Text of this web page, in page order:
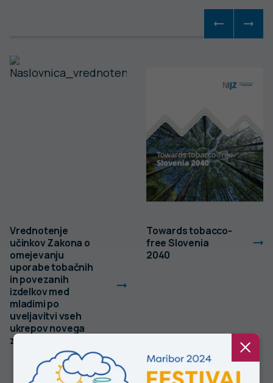
Vrednotenje
učinkov Zakona o
omejevanju
uporabe tobačnih
in povezanih
izdelkov med
mladimi po
uveljavitvi vseh
ukrepov novega
zakona
Towards tobacco-
free Slovenia
2040